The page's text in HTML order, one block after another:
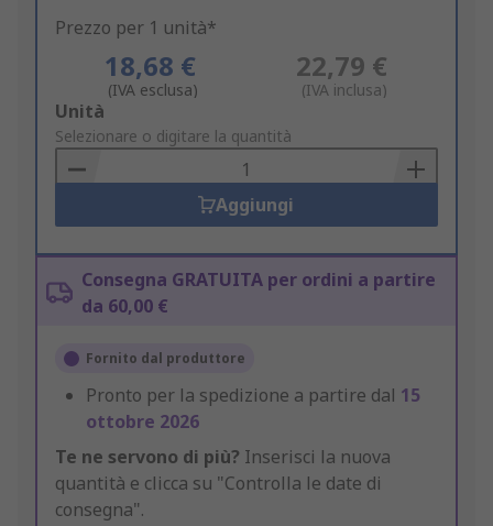
Prezzo per 1 unità*
18,68 €
(IVA esclusa)
22,79 €
(IVA inclusa)
Add
to
Basket
Unità
Selezionare o digitare la quantità
Aggiungi
Consegna GRATUITA per ordini a partire
da 60,00 €
Fornito dal produttore
Pronto per la spedizione a partire dal 15
ottobre 2026
Te ne servono di più? Inserisci la nuova
quantità e clicca su "Controlla le date di
consegna".